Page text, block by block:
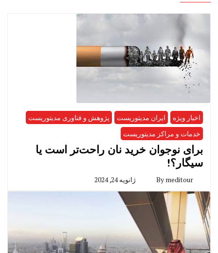
اخبار ویژه ایران مدیتوریست
پژوهش و فناوری مدیتوریست
خدمات و مراکز مدیتوریست
برای نوجوان خرید نان راحت‌تر است یا
سیگار؟!
By meditour ژانویه 24, 2024